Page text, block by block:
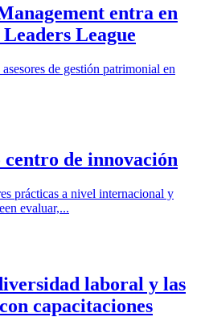
entra en
League
de gestión patrimonial en
de innovación
prácticas a nivel internacional y
evaluar,...
laboral y las
capacitaciones